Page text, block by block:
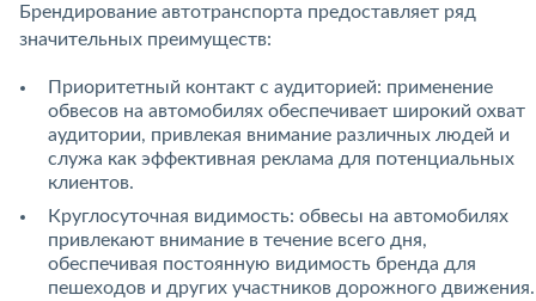
Брендирование автотранспорта предоставляет ряд
значительных преимуществ:
Приоритетный контакт с аудиторией: применение
обвесов на автомобилях обеспечивает широкий охват
аудитории, привлекая внимание различных людей и
служа как эффективная реклама для потенциальных
клиентов.
Круглосуточная видимость: обвесы на автомобилях
привлекают внимание в течение всего дня,
обеспечивая постоянную видимость бренда для
пешеходов и других участников дорожного движения.